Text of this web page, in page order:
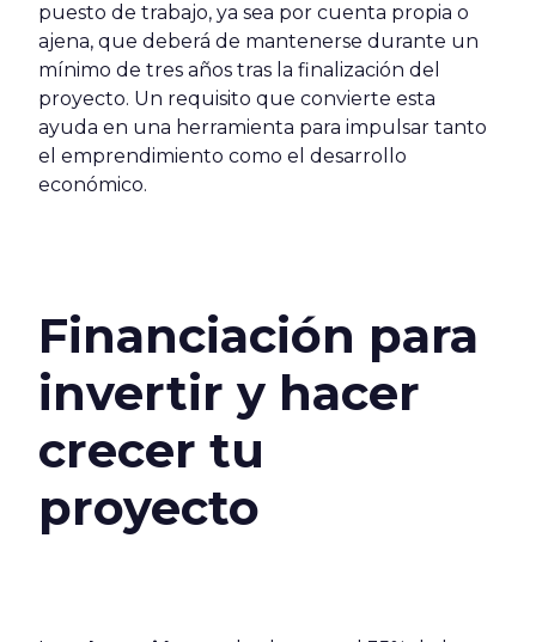
puesto de trabajo, ya sea por cuenta propia o
ajena, que deberá de mantenerse durante un
mínimo de tres años tras la finalización del
proyecto. Un requisito que convierte esta
ayuda en una herramienta para impulsar tanto
el emprendimiento como el desarrollo
económico.
Financiación para
invertir y hacer
crecer tu
proyecto